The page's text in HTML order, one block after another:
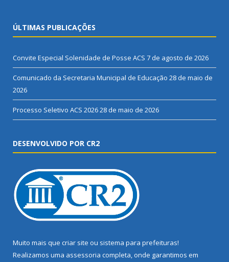
ÚLTIMAS PUBLICAÇÕES
Convite Especial Solenidade de Posse ACS 7 de agosto de 2026
Comunicado da Secretaria Municipal de Educação 28 de maio de
2026
Processo Seletivo ACS 202628 de maio de 2026
DESENVOLVIDO POR CR2
Muito mais que criar site ou sistema para prefeituras!
Realizamos uma assessoria completa, onde garantimos em